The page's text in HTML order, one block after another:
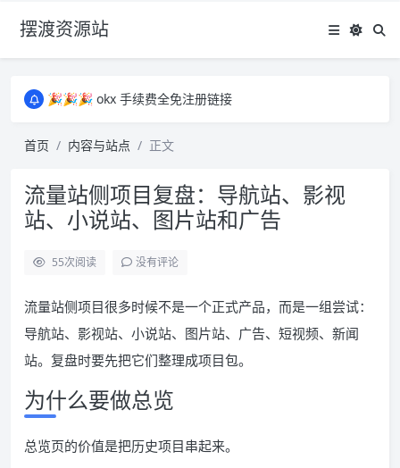
摆渡资源站
🎉🎉🎉 okx 手续费全免注册链接
所有资源均为免费网盘资源，资源失效请备注留言，感谢！
🎉🎉🎉 okx 手续费全免注册链接
首页 内容与站点 正文
流量站侧项目复盘：导航站、影视
站、小说站、图片站和广告
55次阅读 没有评论
流量站侧项目很多时候不是一个正式产品，而是一组尝试：
导航站、影视站、小说站、图片站、广告、短视频、新闻
站。复盘时要先把它们整理成项目包。
为什么要做总览
总览页的价值是把历史项目串起来。